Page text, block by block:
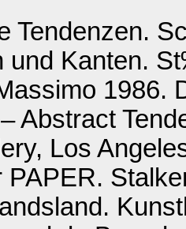
Tendenzen.
und Kanten.
1986.
Abstract
Los
PAPER.